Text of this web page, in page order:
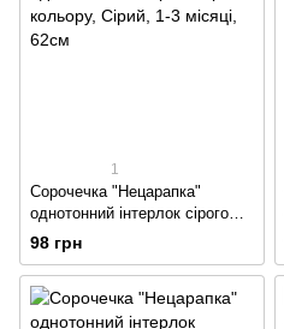
1
Сорочечка "Нецарапка"
однотонний інтерлок сірого
кольору
98 грн